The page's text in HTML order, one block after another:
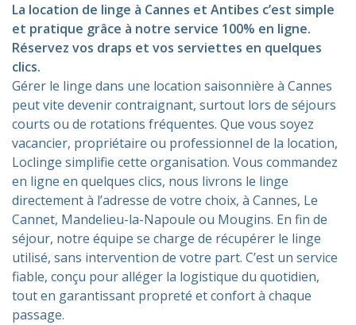
La location de linge à Cannes et Antibes c’est simple
et pratique grâce à notre service 100% en ligne.
Réservez vos draps et vos serviettes en quelques
clics.
Gérer le linge dans une location saisonnière à Cannes
peut vite devenir contraignant, surtout lors de séjours
courts ou de rotations fréquentes. Que vous soyez
vacancier, propriétaire ou professionnel de la location,
Loclinge simplifie cette organisation. Vous commandez
en ligne en quelques clics, nous livrons le linge
directement à l’adresse de votre choix, à Cannes, Le
Cannet, Mandelieu-la-Napoule ou Mougins. En fin de
séjour, notre équipe se charge de récupérer le linge
utilisé, sans intervention de votre part. C’est un service
fiable, conçu pour alléger la logistique du quotidien,
tout en garantissant propreté et confort à chaque
passage.